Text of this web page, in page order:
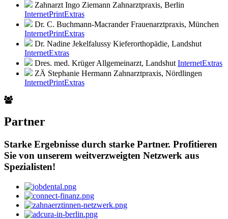
Zahnarzt Ingo Ziemann Zahnarztpraxis, Berlin
InternetPrintExtras
Dr. C. Buchmann-Macrander Frauenarztpraxis, München
InternetPrintExtras
Dr. Nadine Jekelfalussy Kieferorthopädie, Landshut
InternetExtras
Dres. med. KrügerAllgemeinarzt, Landshut InternetExtras
ZÄ Stephanie Hermann Zahnarztpraxis, Nördlingen
InternetPrintExtras
Partner
Starke Ergebnisse durch starke Partner. Profitieren
Sie von unserem weitverzweigten Netzwerk aus
Spezialisten!